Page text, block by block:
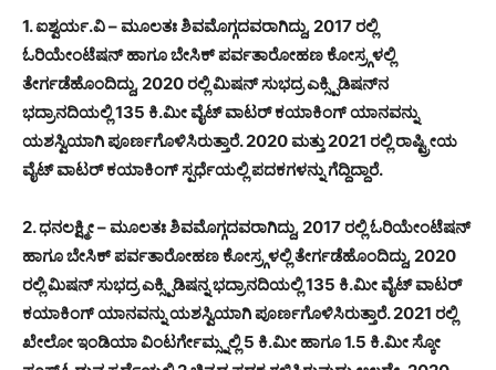
1. ಐಶ್ವರ್ಯ.ವಿ – ಮೂಲತಃ ಶಿವಮೊಗ್ಗದವರಾಗಿದ್ದು, 2017 ರಲ್ಲಿ
ಓರಿಯೇಂಟೆಷನ್ ಹಾಗೂ ಬೇಸಿಕ್ ಪರ್ವತಾರೋಹಣ ಕೋಸ್ರ್ಗಳಲ್ಲಿ
ತೇರ್ಗಡೆಹೊಂದಿದ್ದು, 2020 ರಲ್ಲಿ ಮಿಷನ್ ಸುಭದ್ರ ಎಕ್ಸ್ಪಿಡಿಷನ್‍ನ
ಭದ್ರಾನದಿಯಲ್ಲಿ 135 ಕಿ.ಮೀ ವೈಟ್ ವಾಟರ್ ಕಯಾಕಿಂಗ್ ಯಾನವನ್ನು
ಯಶಸ್ವಿಯಾಗಿ ಪೂರ್ಣಗೊಳಿಸಿರುತ್ತಾರೆ. 2020 ಮತ್ತು 2021 ರಲ್ಲಿ ರಾಷ್ಟ್ರೀಯ
ವೈಟ್ ವಾಟರ್ ಕಯಾಕಿಂಗ್ ಸ್ಪರ್ಧೆಯಲ್ಲಿ ಪದಕಗಳನ್ನು ಗೆದ್ದಿದ್ದಾರೆ.
2. ಧನಲಕ್ಷ್ಮೀ – ಮೂಲತಃ ಶಿವಮೊಗ್ಗದವರಾಗಿದ್ದು, 2017 ರಲ್ಲಿ ಓರಿಯೇಂಟೆಷನ್
ಹಾಗೂ ಬೇಸಿಕ್ ಪರ್ವತಾರೋಹಣ ಕೋಸ್ರ್ಗಳಲ್ಲಿ ತೇರ್ಗಡೆಹೊಂದಿದ್ದು, 2020
ರಲ್ಲಿ ಮಿಷನ್ ಸುಭದ್ರ ಎಕ್ಸ್ಪಿಡಿಷನ್ನ ಭದ್ರಾನದಿಯಲ್ಲಿ 135 ಕಿ.ಮೀ ವೈಟ್ ವಾಟರ್
ಕಯಾಕಿಂಗ್ ಯಾನವನ್ನು ಯಶಸ್ವಿಯಾಗಿ ಪೂರ್ಣಗೊಳಿಸಿರುತ್ತಾರೆ. 2021 ರಲ್ಲಿ
ಖೇಲೋ ಇಂಡಿಯಾ ವಿಂಟರ್ಗೇಮ್ಸ್ನಲ್ಲಿ 5 ಕಿ.ಮೀ ಹಾಗೂ 1.5 ಕಿ.ಮೀ ಸ್ಕೋ